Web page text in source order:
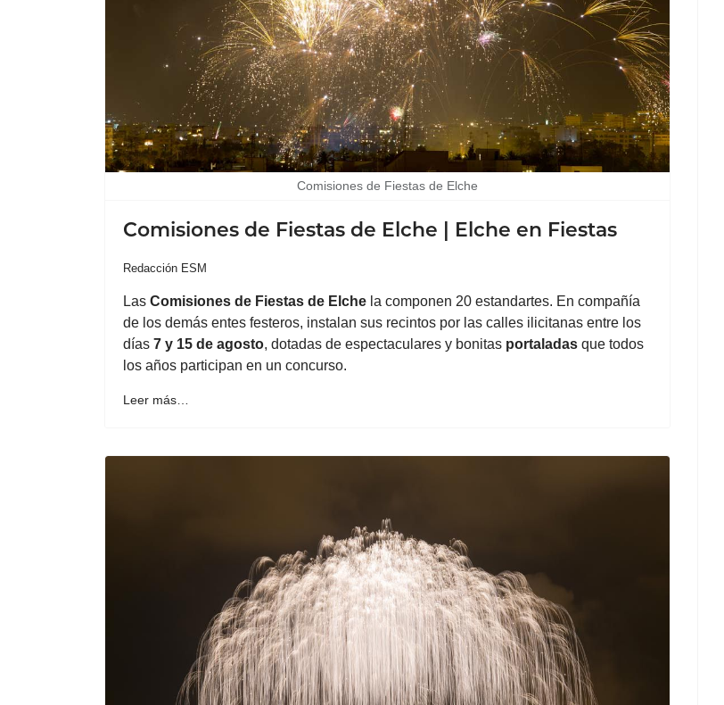
Comisiones de Fiestas de Elche
Comisiones de Fiestas de Elche | Elche en Fiestas
Redacción ESM
Las Comisiones de Fiestas de Elche la componen 20 estandartes. En compañía
de los demás entes festeros, instalan sus recintos por las calles ilicitanas entre los
días 7 y 15 de agosto, dotadas de espectaculares y bonitas portaladas que todos
los años participan en un concurso.
Leer más…